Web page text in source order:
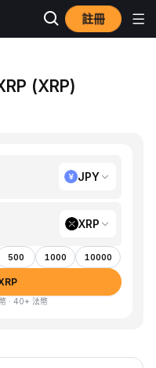
註冊
(XRP)
JPY
XRP
500 1000 10000
· 40+ 法幣